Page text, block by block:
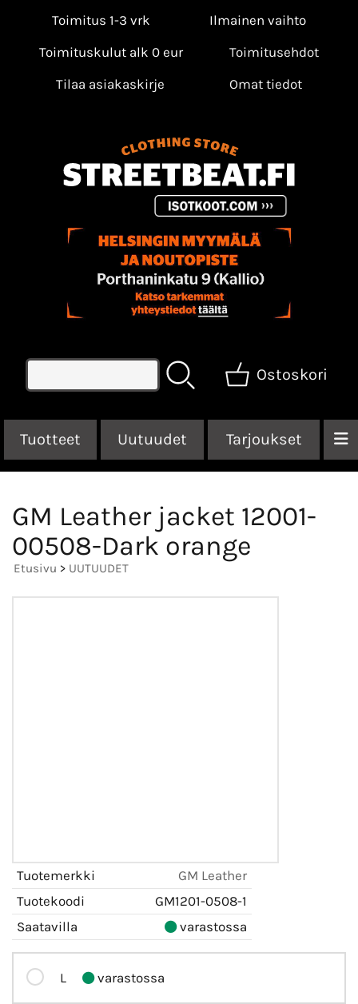
Toimitus 1-3 vrk
Ilmainen vaihto
Toimituskulut alk 0 eur
Toimitusehdot
Tilaa asiakaskirje
Omat tiedot
Ostoskori
Tuotteet Uutuudet Tarjoukset
GM Leather jacket 12001-
00508-Dark orange
Etusivu > UUTUUDET
Tuotemerkki
GM Leather
Tuotekoodi
GM1201-0508-1
Saatavilla
varastossa
L varastossa